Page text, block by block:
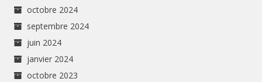
octobre 2024
septembre 2024
juin 2024
janvier 2024
octobre 2023